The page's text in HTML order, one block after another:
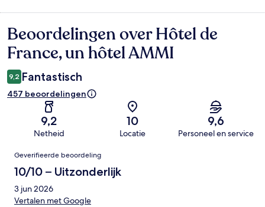
Beoordelingen
Beoordelingen over Hôtel de
France, un hôtel AMMI
9,2 Fantastisch
457 beoordelingen
9,2
Netheid
10
Locatie
9,6
Personeel en service
Beoordelingen
Geverifieerde beoordeling
10/10 – Uitzonderlijk
3 jun 2026
Vertalen met Google